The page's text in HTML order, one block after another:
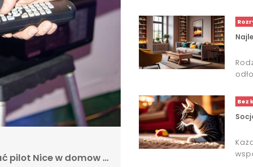
pilot Nice w domow …
Bez